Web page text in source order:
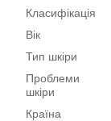
Класифікація
Вік
Тип шкіри
Проблеми
шкіри
Країна